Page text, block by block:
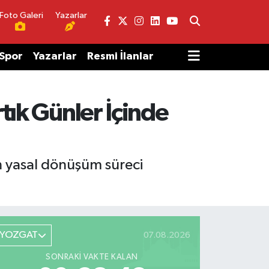
Foto Galeri Yazarlar
Yazarlar Resmi İlanlar
Günler İçinde
dönüşüm süreci
YOZGAT 07.08.2026
SONRAKI VAKTE KALAN